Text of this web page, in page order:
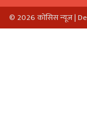
© 2026 काेसिस न्यूज |